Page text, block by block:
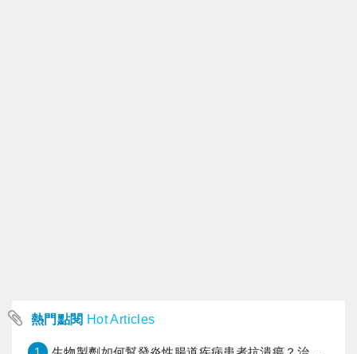
熱門點閱 Hot Articles